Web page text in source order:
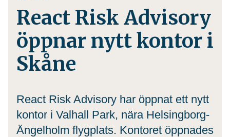
React Risk Advisory
öppnar nytt kontor i
Skåne
React Risk Advisory har öppnat ett nytt
kontor i Valhall Park, nära Helsingborg-
Ängelholm flygplats. Kontoret öppnades